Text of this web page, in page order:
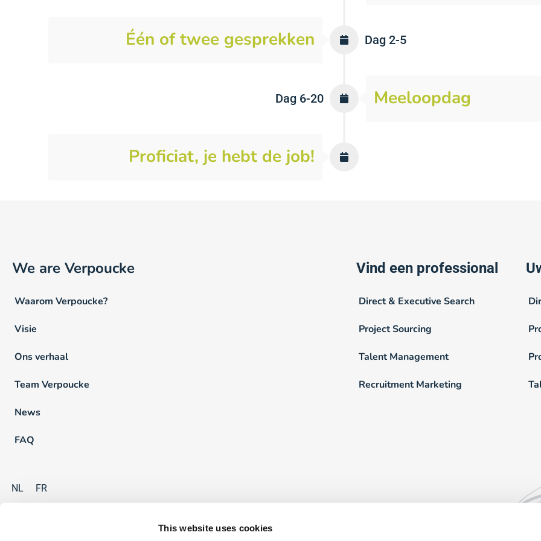
This website uses cookies
Één of twee gesprekken Dag 2-5
Meeloopdag
Dag 6-20
Proficiat, je hebt de job!
We are Verpoucke
Waarom Verpoucke?
Visie
Ons verhaal
Team Verpoucke
News
FAQ
Vind een professional
Direct & Executive Search
Project Sourcing
Talent Management
Recruitment Marketing
NL FR
Erkenningsnummer: VG. 1033/BO, B-AB06.020, W. RS.381 W. SO. 381